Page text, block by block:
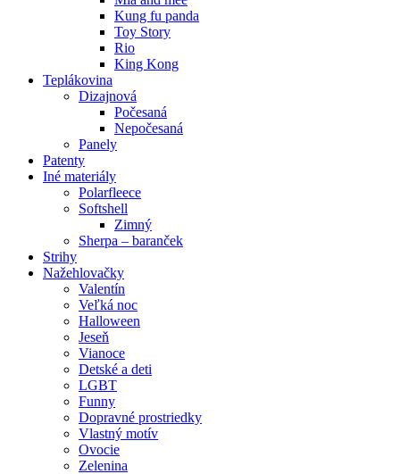
Kung fu panda
Toy Story
Rio
King Kong
Teplákovina
Dizajnová
Počesaná
Nepočesaná
Panely
Patenty
Iné materiály
Polarfleece
Softshell
Zimný
Sherpa – baranček
Strihy
Nažehlovačky
Valentín
Veľká noc
Halloween
Jeseň
Vianoce
Detské a deti
LGBT
Funny
Dopravné prostriedky
Vlastný motív
Ovocie
Zelenina